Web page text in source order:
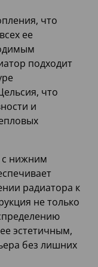
что
ее
подходит
что
и
с нижним
радиатора к
не только
эстетичным,
без лишних